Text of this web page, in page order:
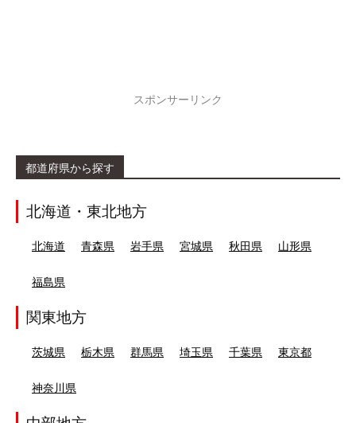
スポンサーリンク
都道府県から探す
北海道・東北地方
北海道 青森県 岩手県 宮城県 秋田県 山形県
福島県
関東地方
茨城県 栃木県 群馬県 埼玉県 千葉県 東京都
神奈川県